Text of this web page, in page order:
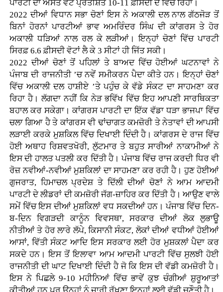
ਪਾਰਟੀ ਦਾ ਔਸਤ ਵੋਟ ਪ੍ਰਤੀਸ਼ਤ 10-11 ਫ਼ੀਸਦੀ ਦੇ ਵਿੱਚ ਰਿਹਾ।
2022 ਦੀਆਂ ਵਿਧਾਨ ਸਭਾ ਚੋਣਾਂ ਇਸ ਨੇ ਅਕਾਲੀ ਦਲ ਨਾਲ ਗੱਠਜੋੜ ਤੋਂ
ਬਿਨਾਂ ਹੋਰਨਾਂ ਪਾਰਟੀਆਂ ਭਾਵ ਅਮਰਿੰਦਰ ਸਿੰਘ ਦੀ ਕਾਂਗਰਸ ਤੇ ਹੋਰ
ਅਕਾਲੀ ਧੜਿਆਂ ਨਾਲ ਰਲ ਕੇ ਲੜੀਆਂ। ਇਨ੍ਹਾਂ ਚੋਣਾਂ ਵਿੱਚ ਪਾਰਟੀ
ਸਿਰਫ਼ 6.6 ਫ਼ੀਸਦੀ ਵੋਟਾਂ ਲੈ ਕੇ 3 ਸੀਟਾਂ ਹੀ ਜਿੱਤ ਸਕੀ।
2022 ਦੀਆਂ ਚੋਣਾਂ ਤੋਂ ਪਹਿਲਾਂ ਤੇ ਬਾਅਦ ਵਿੱਚ ਹੋਈਆਂ ਘਟਨਾਵਾਂ ਨੇ
ਪੰਜਾਬ ਦੀ ਰਾਜਨੀਤੀ ’ਚ ਨਵੇਂ ਸਮੀਕਰਨ ਪੈਦਾ ਕੀਤੇ ਹਨ। ਇਨ੍ਹਾਂ ਚੋਣਾਂ
ਵਿੱਚ ਅਕਾਲੀ ਦਲ ਹਾਸ਼ੀਏ ’ਤੇ ਪਹੁੰਚ ਕੇ ਵੱਡੇ ਸੰਕਟ ਦਾ ਸਾਹਮਣਾ ਕਰ
ਰਿਹਾ ਹੈ। ਲੱਗਦਾ ਨਹੀਂ ਕਿ ਨੇੜ ਭਵਿੱਖ ਵਿੱਚ ਇਹ ਆਪਣੀ ਸਾਰਥਿਕਤਾ
ਬਹਾਲ ਕਰ ਸਕੇਗਾ। ਕਾਂਗਰਸ ਪਾਰਟੀ ਦਾ ਇੱਕ ਵੱਡਾ ਧੜਾ ਭਾਜਪਾ ਵਿੱਚ
ਚਲਾ ਗਿਆ ਹੈ ਤੇ ਕਾਂਗਰਸ ਵੀ ਢਾਂਚਾਗਤ ਕਮਜ਼ੋਰੀ ਤੇ ਨੇਤਾਵਾਂ ਦੀ ਆਪਸੀ
ਲੜਾਈ ਕਰਕੇ ਮੁਸ਼ਕਿਲ ਵਿੱਚ ਦਿਖਾਈ ਦਿੰਦੀ ਹੈ। ਕਾਂਗਰਸ ਦੇ ਰਾਜ ਵਿੱਚ
ਹੋਈ ਅਥਾਹ ਰਿਸ਼ਵਤਖੋਰੀ, ਲੁੱਟਮਾਰ ਤੇ ਬਹੁਤ ਸਾਰੀਆਂ ਨਾਕਾਮੀਆਂ ਨੇ
ਇਸ ਦੀ ਹਾਲਤ ਪਤਲੀ ਕਰ ਦਿੱਤੀ ਹੈ। ਪੰਜਾਬ ਵਿੱਚ ਰਾਜ ਕਰਦੀ ਧਿਰ ਵੀ
ਰੋਜ਼ ਨਵੀਆਂ-ਨਵੀਆਂ ਮੁਸ਼ਕਿਲਾਂ ਦਾ ਸਾਹਮਣਾ ਕਰ ਰਹੀ ਹੈ। ਹੁਣ ਹੋਈਆਂ
ਗੁਜਰਾਤ, ਹਿਮਾਚਲ ਪ੍ਰਦੇਸ਼ ਤੇ ਦਿੱਲੀ ਦੀਆਂ ਚੋਣਾਂ ਨੇ ਆਮ ਆਦਮੀ
ਪਾਰਟੀ ਦੇ ਲੀਡਰਾਂ ਦੀ ਕਮਜ਼ੋਰੀ ਜੱਗ-ਜ਼ਾਹਿਰ ਕਰ ਦਿੱਤੀ ਹੈ। ਆਉਣ ਵਾਲੇ
ਸਮੇਂ ਵਿੱਚ ਇਸ ਦੀਆਂ ਮੁਸ਼ਕਿਲਾਂ ਵਧ ਸਕਦੀਆਂ ਹਨ। ਪੰਜਾਬ ਵਿੱਚ ਦਿਨ-
ਬ-ਦਿਨ ਵਿਗੜਦੀ ਕਾਨੂੰਨ ਵਿਵਸਥਾ, ਸਰਕਾਰ ਦੀਆਂ ਲੋਕ ਲੁਭਾਊ
ਨੀਤੀਆਂ ਤੇ ਹੋਰ ਲਾਰੇ ਲੱਪੇ, ਕਿਸਾਨੀ ਸੰਕਟ, ਲੋਕਾਂ ਦੀਆਂ ਵਧੀਆਂ ਹੋਈਆਂ
ਆਸਾਂ, ਵਿੱਤੀ ਸੰਕਟ ਆਦਿ ਇਸ ਸਰਕਾਰ ਲਈ ਹੋਰ ਮੁਸ਼ਕਲਾਂ ਪੈਦਾ ਕਰ
ਸਕਦੇ ਹਨ। ਇਸ ਤੋਂ ਇਲਾਵਾ ਆਮ ਆਦਮੀ ਪਾਰਟੀ ਵਿੱਚ ਸੁਲਝੀ ਹੋਈ
ਰਾਜਨੀਤੀ ਦੀ ਘਾਟ ਦਿਖਾਈ ਦਿੰਦੀ ਹੈ ਜੋ ਕਿ ਇਸ ਦੀ ਵੱਡੀ ਕਮਜ਼ੋਰੀ ਹੈ।
ਇਸ ਨੇ ਪਿਛਲੇ 9-10 ਮਹੀਨਿਆਂ ਵਿੱਚ ਭਾਵੇਂ ਕੁਝ ਚੰਗੀਆਂ ਸ਼ੁਰੂਆਤਾਂ